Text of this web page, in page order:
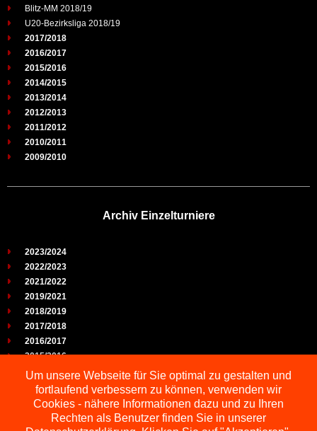
Blitz-MM 2018/19
U20-Bezirksliga 2018/19
2017/2018
2016/2017
2015/2016
2014/2015
2013/2014
2012/2013
2011/2012
2010/2011
2009/2010
Archiv Einzelturniere
2023/2024
2022/2023
2021/2022
2019/2021
2018/2019
2017/2018
2016/2017
2015/2016
2014/2015
2013/2014
2012/2013
2011/2012
Um unsere Webseite für Sie optimal zu gestalten und
fortlaufend verbessern zu können, verwenden wir
Cookies - nähere Informationen dazu und zu Ihren
Rechten als Benutzer finden Sie in unserer